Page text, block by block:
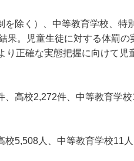
除く）、中等教育学校、特
果。児童生徒に対する体罰の
り正確な実態把握に向けて児
高校2,272件、中等教育学校
5,508人、中等教育学校11